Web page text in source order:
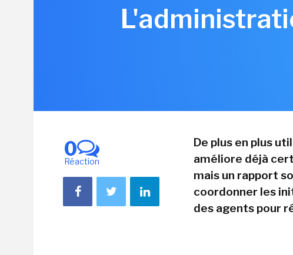
0
Réaction
De plus en plus
améliore déjà
mais un rapport
coordonner les
des agents pour